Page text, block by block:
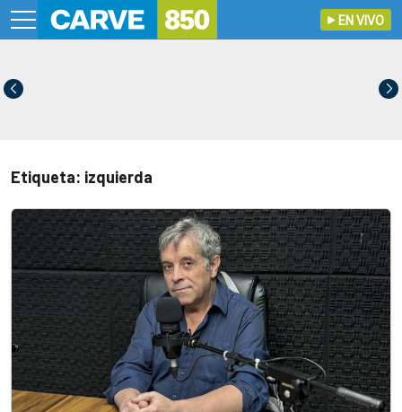
EN VIVO
Etiqueta: izquierda